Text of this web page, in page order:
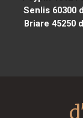
Senlis 60300
Briare 45250